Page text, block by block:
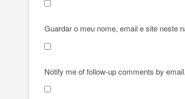
Guardar o meu nome, email e site neste
Notify me of follow-up comments by email.